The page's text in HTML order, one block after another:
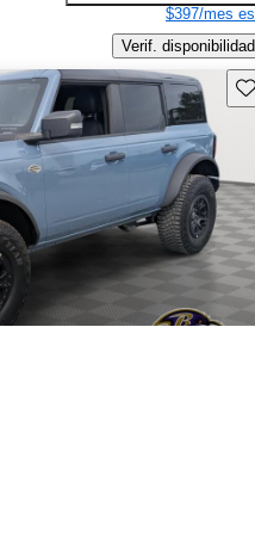
$397/mes
Verif. disponibilidad